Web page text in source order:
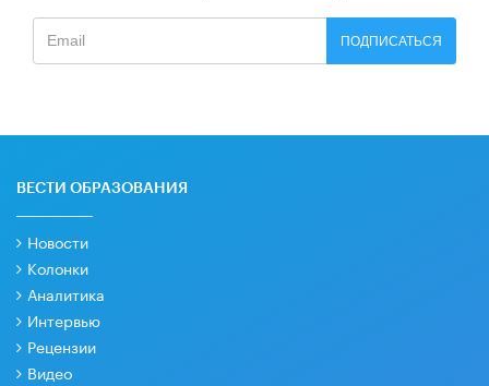
ПОДПИСАТЬСЯ
ВЕСТИ ОБРАЗОВАНИЯ
Новости
Колонки
Аналитика
Интервью
Рецензии
Видео